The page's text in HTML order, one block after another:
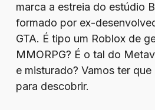
marca a estreia do estúdio
formado por ex-
GTA. É tipo um Roblox de
MMORPG? É o tal do
e misturado? Vamos ter
para descobrir.